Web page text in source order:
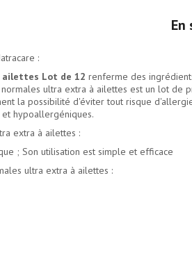
En
:
ailettes Lot de 12 renferme des
ultra extra à ailettes est un lot
la possibilité d'éviter tout risque
et hypoallergéniques.
extra à ailettes :
; Son utilisation est simple et efficace
ultra extra à ailettes :